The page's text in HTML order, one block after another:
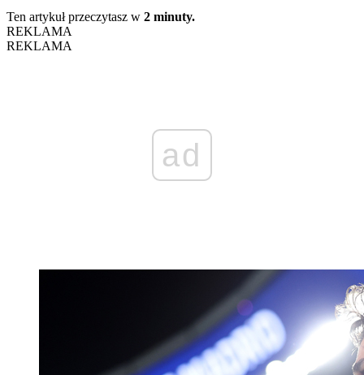
Ten artykuł przeczytasz w 2 minuty.
REKLAMA
REKLAMA
ad